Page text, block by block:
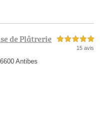
de Plâtrerie
Antibes
5,0 étoiles sur 5
15 avis